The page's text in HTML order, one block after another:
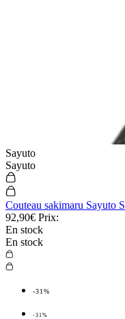
Sayuto
Sayuto
Couteau sakimaru Sayuto
92,90€ Prix:
En stock
En stock
-31%
-31%